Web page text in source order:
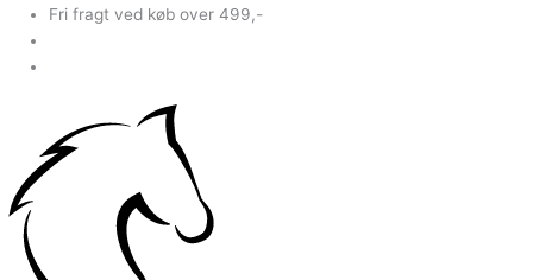
Fri fragt ved køb over 499,-